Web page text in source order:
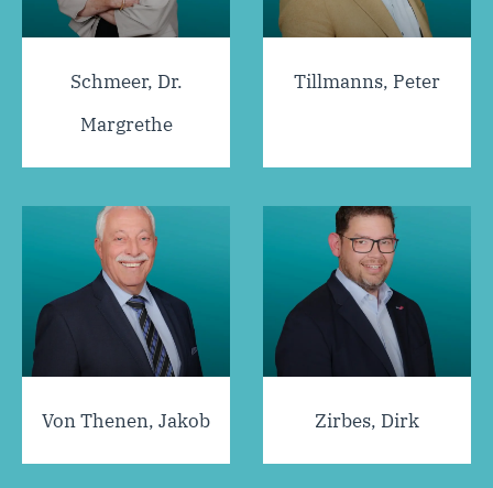
Schmeer, Dr.
Margrethe
Tillmanns, Peter
Von Thenen, Jakob Zirbes, Dirk